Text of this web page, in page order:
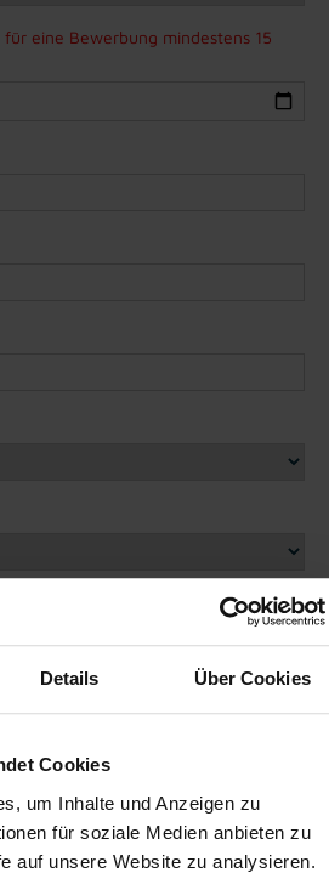
Details Über Cookies
Cookies
um Inhalte und Anzeigen zu
für soziale Medien anbieten zu
auf unsere Website zu analysieren.
für eine Bewerbung mindestens 15
gesamt - Bilder, Word oder PDF)